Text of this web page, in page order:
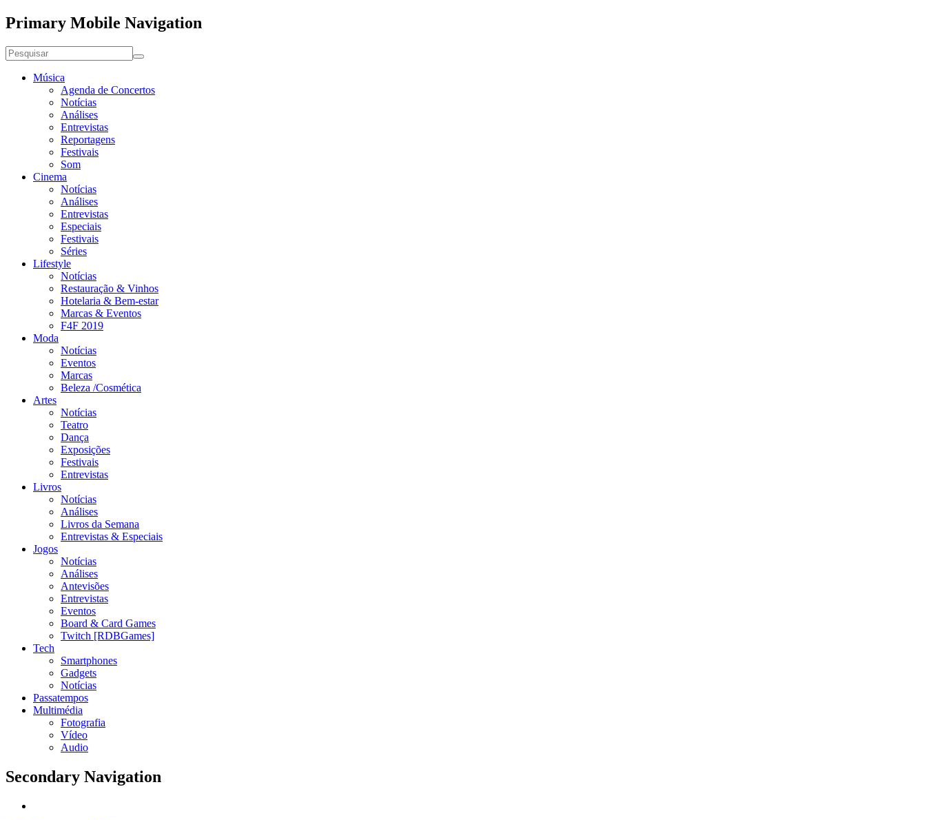
Primary Mobile Navigation
Música
Agenda de Concertos
Notícias
Análises
Entrevistas
Reportagens
Festivais
Som
Cinema
Notícias
Análises
Entrevistas
Especiais
Festivais
Séries
Lifestyle
Notícias
Restauração & Vinhos
Hotelaria & Bem-estar
Marcas & Eventos
F4F 2019
Moda
Notícias
Eventos
Marcas
Beleza /Cosmética
Artes
Notícias
Teatro
Dança
Exposições
Festivais
Entrevistas
Livros
Notícias
Análises
Livros da Semana
Entrevistas & Especiais
Jogos
Notícias
Análises
Antevisões
Entrevistas
Eventos
Board & Card Games
Twitch [RDBGames]
Tech
Smartphones
Gadgets
Notícias
Passatempos
Multimédia
Fotografia
Vídeo
Audio
Secondary Navigation